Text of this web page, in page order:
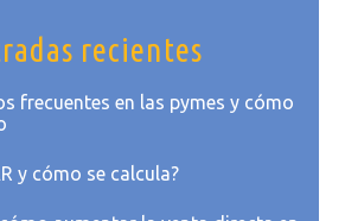
recientes
frecuentes en las pymes y cómo
y cómo se calcula?